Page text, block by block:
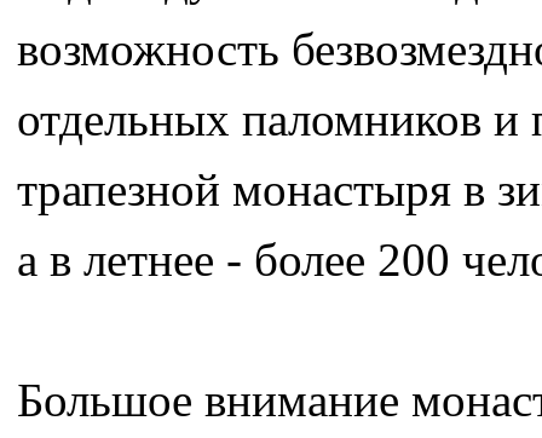
возможность
отдельных паломников
трапезной монастыря в
а в летнее - более 200
Большое внимание